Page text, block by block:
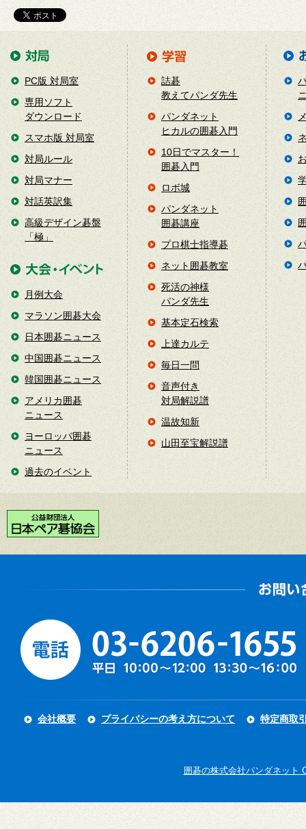
PC版 対局室
専用ソフト
ダウンロード
スマホ版 対局室
対局ルール
対局マナー
対話英訳集
高級デザイン碁盤
「極」
月例大会
マラソン囲碁大会
日本囲碁ニュース
中国囲碁ニュース
韓国囲碁ニュース
アメリカ囲碁
ニュース
ヨーロッパ囲碁
ニュース
過去のイベント
詰碁
教えてパンダ先生
パンダネット
ヒカルの囲碁入門
10日でマスター！
囲碁入門
ロボ城
パンダネット
囲碁講座
プロ棋士指導碁
ネット囲碁教室
死活の神様
パンダ先生
基本定石検索
上達カルテ
毎日一問
音声付き
対局解説譜
温故知新
山田至宝解説譜
会社概要 プライバシーの考え方について 特定商取
囲碁の株式会社パンダネット